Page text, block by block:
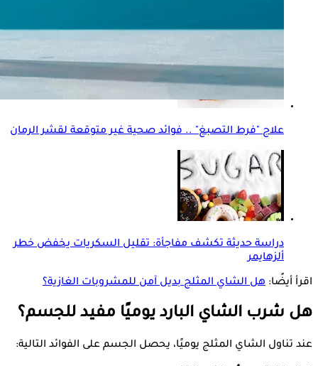
علاج "فرط التصبغ" .. فوائد صحية غير متوقعة لقشر الرمان
دراسة حديثة تكشف مفاجأة: تقليل السكريات يخفض خطر
ألزهايمر
اقرأ أيضًا: هل الشاي المثلج بديل آمن للمشروبات الغازية؟
هل شرب الشاي البارد يوميًا مفيد للجسم؟
عند تناول الشاي المثلج يوميًا، يحصل الجسم على الفوائد التالية: